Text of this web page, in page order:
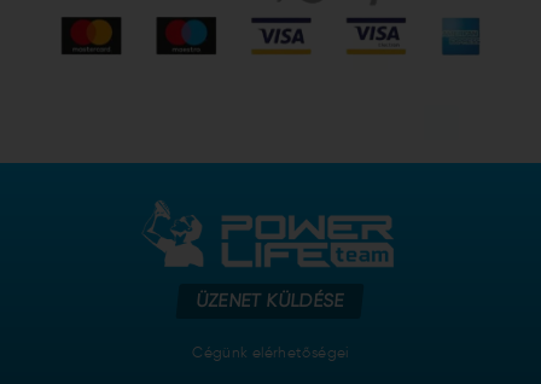
ÜZENET KÜLDÉSE
Cégünk elérhetőségei